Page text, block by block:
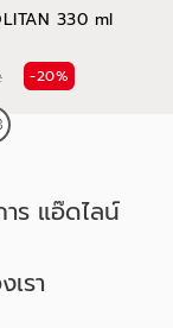
330 ml
-20%
ร แอ๊ดไลน์
รา